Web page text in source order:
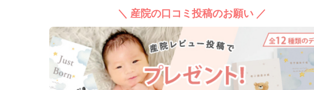
＼ 産院の口コミ投稿のお願い ／